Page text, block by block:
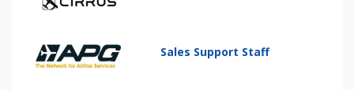
Sales Support Staff